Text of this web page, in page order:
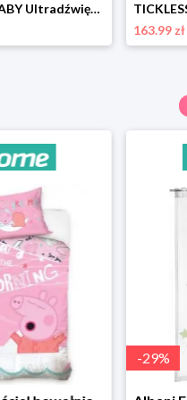
TICKLESS® BABY Ultradźwiękowy odstraszacz kleszczydla dzieci, różowy Tickless
163.99 zł
-29%